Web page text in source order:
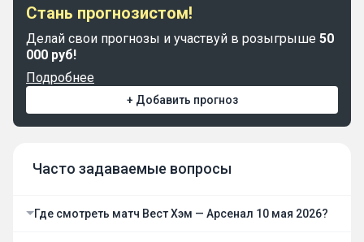
Стань прогнозистом!
Делай свои прогнозы и участвуй в розыгрыше 50
000 руб!
Подробнее
+ Добавить прогноз
Часто задаваемые вопросы
Где смотреть матч Вест Хэм — Арсенал 10 мая 2026?